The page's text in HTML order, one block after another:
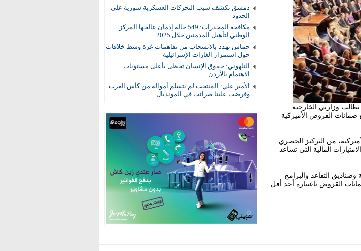
دمشق تكشف سبب التحركات العسكرية سورية على
الحدود
مكافحة المخدرات: 549 حالة إدمان عالجها المركز
الوطني لتأهيل المدمنين خلال 2025
حماس تهدد بالانسحاب من تفاهمات غزة وسط خلافات
حول استمرار الغارات الإسرائيلية
التلهوني: حقوق الإنسان تحظى بأعلى مستويات
الاهتمام بالأردن
الأمير علي: المنتخب لم يتسلم أمواله من كأس العرب
وفرضت علينا ضرائب في المونديال
تطالب وزارتي الخارجية
ضمانات القروض الأميركية
من التركيز الحصري
المالية التي تساعد
التقاعد والبرامج
القروض باعتباره أحد أقل